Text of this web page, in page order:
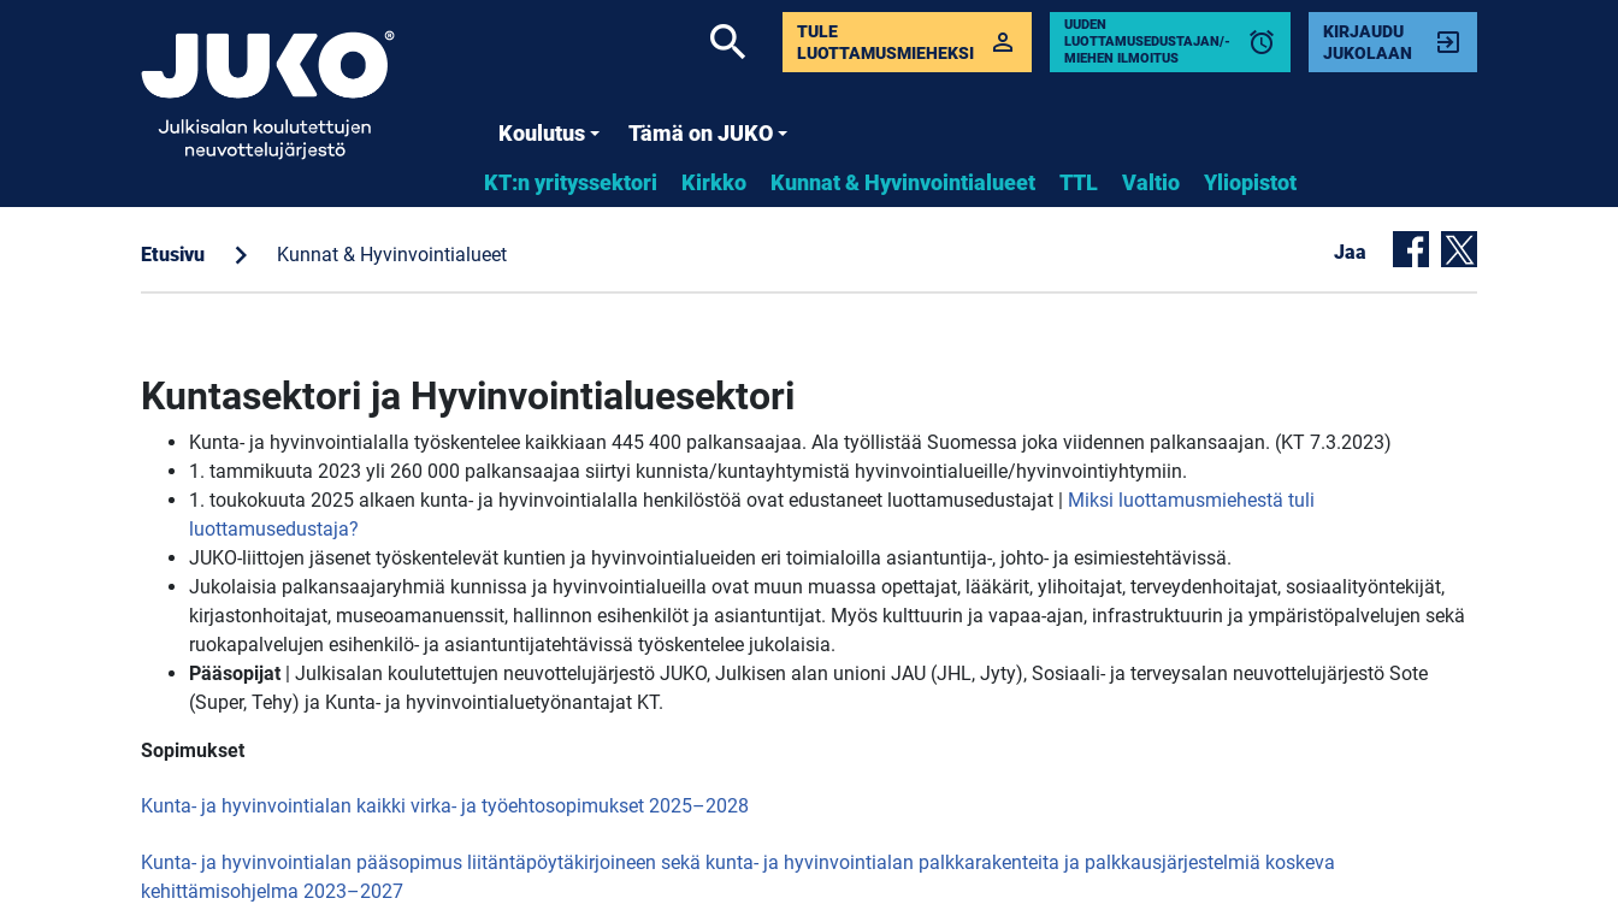
Koulutus
Tämä on JUKO
KT:n yrityssektori
Kirkko Kunnat & Hyvinvointialueet TTL Valtio Yliopistot
TULE
LUOTTAMUSMIEHEKSI
perm_identity
UUDEN
LUOTTAMUSEDUSTAJAN/-
MIEHEN ILMOITUS
alarm
KIRJAUDU
JUKOLAAN
exit_to_app
search
Etusivu chevron_right Kunnat & Hyvinvointialueet Jaa
Kuntasektori ja Hyvinvointialuesektori
Kunta- ja hyvinvointialalla työskentelee kaikkiaan 445 400 palkansaajaa. Ala työllistää Suomessa joka viidennen palkansaajan. (KT 7.3.2023)
1. tammikuuta 2023 yli 260 000 palkansaajaa siirtyi kunnista/kuntayhtymistä hyvinvointialueille/hyvinvointiyhtymiin.
1. toukokuuta 2025 alkaen kunta- ja hyvinvointialalla henkilöstöä ovat edustaneet luottamusedustajat | Miksi luottamusmiehestä tuli
luottamusedustaja?
JUKO-liittojen jäsenet työskentelevät kuntien ja hyvinvointialueiden eri toimialoilla asiantuntija-, johto- ja esimiestehtävissä.
Jukolaisia palkansaajaryhmiä kunnissa ja hyvinvointialueilla ovat muun muassa opettajat, lääkärit, ylihoitajat, terveydenhoitajat, sosiaalityöntekijät,
kirjastonhoitajat, museoamanuenssit, hallinnon esihenkilöt ja asiantuntijat. Myös kulttuurin ja vapaa-ajan, infrastruktuurin ja ympäristöpalvelujen sekä
ruokapalvelujen esihenkilö- ja asiantuntijatehtävissä työskentelee jukolaisia.
Pääsopijat | Julkisalan koulutettujen neuvottelujärjestö JUKO, Julkisen alan unioni JAU (JHL, Jyty), Sosiaali- ja terveysalan neuvottelujärjestö Sote
(Super, Tehy) ja Kunta- ja hyvinvointialuetyönantajat KT.
Sopimukset
Kunta- ja hyvinvointialan kaikki virka- ja työehtosopimukset 2025–2028
Kunta- ja hyvinvointialan pääsopimus liitäntäpöytäkirjoineen sekä kunta- ja hyvinvointialan palkkarakenteita ja palkkausjärjestelmiä koskeva
kehittämisohjelma 2023–2027